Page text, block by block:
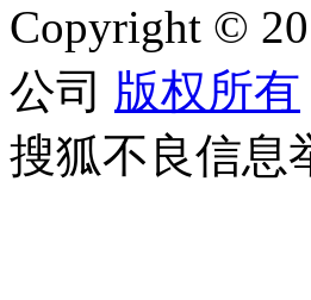
Copyright ©
公司 版权所有
搜狐不良信息